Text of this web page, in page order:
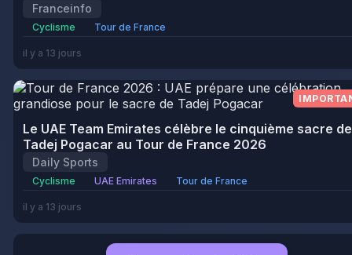
Franceinfo
Cyclisme Tour de France
il y a 13 jours
Le UAE Team Emirates célèbre le cinquième sacre de
Tadej Pogacar au Tour de France 2026
Daily Sports
Cyclisme UAE Emirates Tour de France
il y a 13 jours